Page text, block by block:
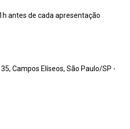
antes de cada apresentação
Campos Elíseos, São Paulo/SP -